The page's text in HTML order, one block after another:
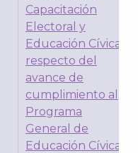
Capacitación
Electoral y
Educación Cívica,
respecto del
avance de
cumplimiento al
Programa
General de
Educación Cívica